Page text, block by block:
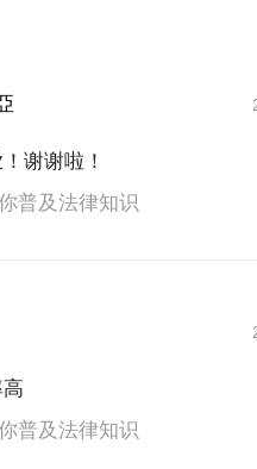
见或观点，仅供学员参考
签订相关的律师代理合同、
合同。本话题内容及行
对话题内容不予担保，烦
补 牢通过诉讼手段熬制专
，一颗民主法制的种子，
师的身份而倍感荣耀，也让
不可及，并不是少数法律人
剧”和“港片儿”中独有的剧
朋友们，在风险暗涌的今
谢谢啦！
普及法律知识
普及法律知识